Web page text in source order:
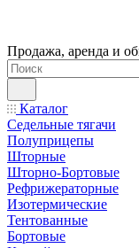
Продажа, аренда и
Каталог
Седельные тягачи
Полуприцепы
Шторные
Шторно-Бортовые
Рефрижераторные
Изотермические
Тентованные
Бортовые